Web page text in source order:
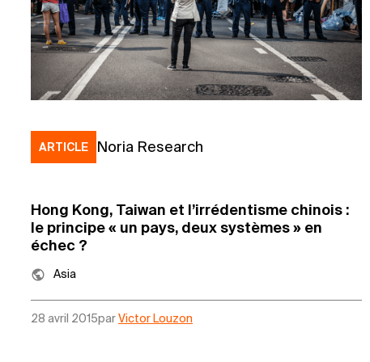
ARTICLE Noria Research
Hong Kong, Taiwan et l’irrédentisme chinois :
le principe « un pays, deux systèmes » en
échec ?
Asia
28 avril 2015parVictor Louzon